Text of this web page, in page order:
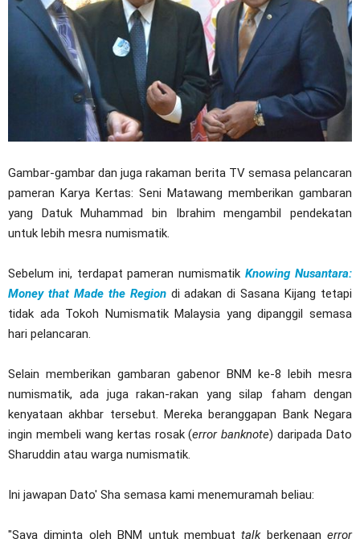
Gambar-gambar dan juga rakaman berita TV semasa pelancaran
pameran Karya Kertas: Seni Matawang memberikan gambaran
yang Datuk Muhammad bin Ibrahim mengambil pendekatan
untuk lebih mesra numismatik.
Sebelum ini, terdapat pameran numismatikKnowing Nusantara:
Money that Made the Regiondi adakan di Sasana Kijang tetapi
tidak ada Tokoh Numismatik Malaysia yang dipanggil semasa
hari pelancaran.
Selain memberikan gambaran gabenor BNM ke-8 lebih mesra
numismatik, ada juga rakan-rakan yang silap faham dengan
kenyataan akhbar tersebut. Mereka beranggapan Bank Negara
ingin membeli wang kertas rosak (error banknote) daripada Dato
Sharuddin atau warga numismatik.
Ini jawapan Dato' Sha semasa kami menemuramah beliau:
"Saya diminta oleh BNM untuk membuattalkberkenaan error